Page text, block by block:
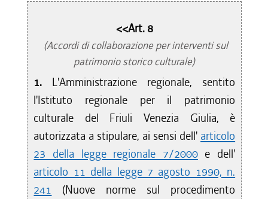
<<Art. 8
(Accordi di collaborazione per interventi sul
patrimonio storico culturale)
1. L'Amministrazione regionale, sentito
l'Istituto regionale per il patrimonio
culturale del Friuli Venezia Giulia, è
autorizzata a stipulare, ai sensi dell' articolo
23 della legge regionale 7/2000e dell'
articolo 11 della legge 7 agosto 1990, n.
241 (Nuove norme sul procedimento